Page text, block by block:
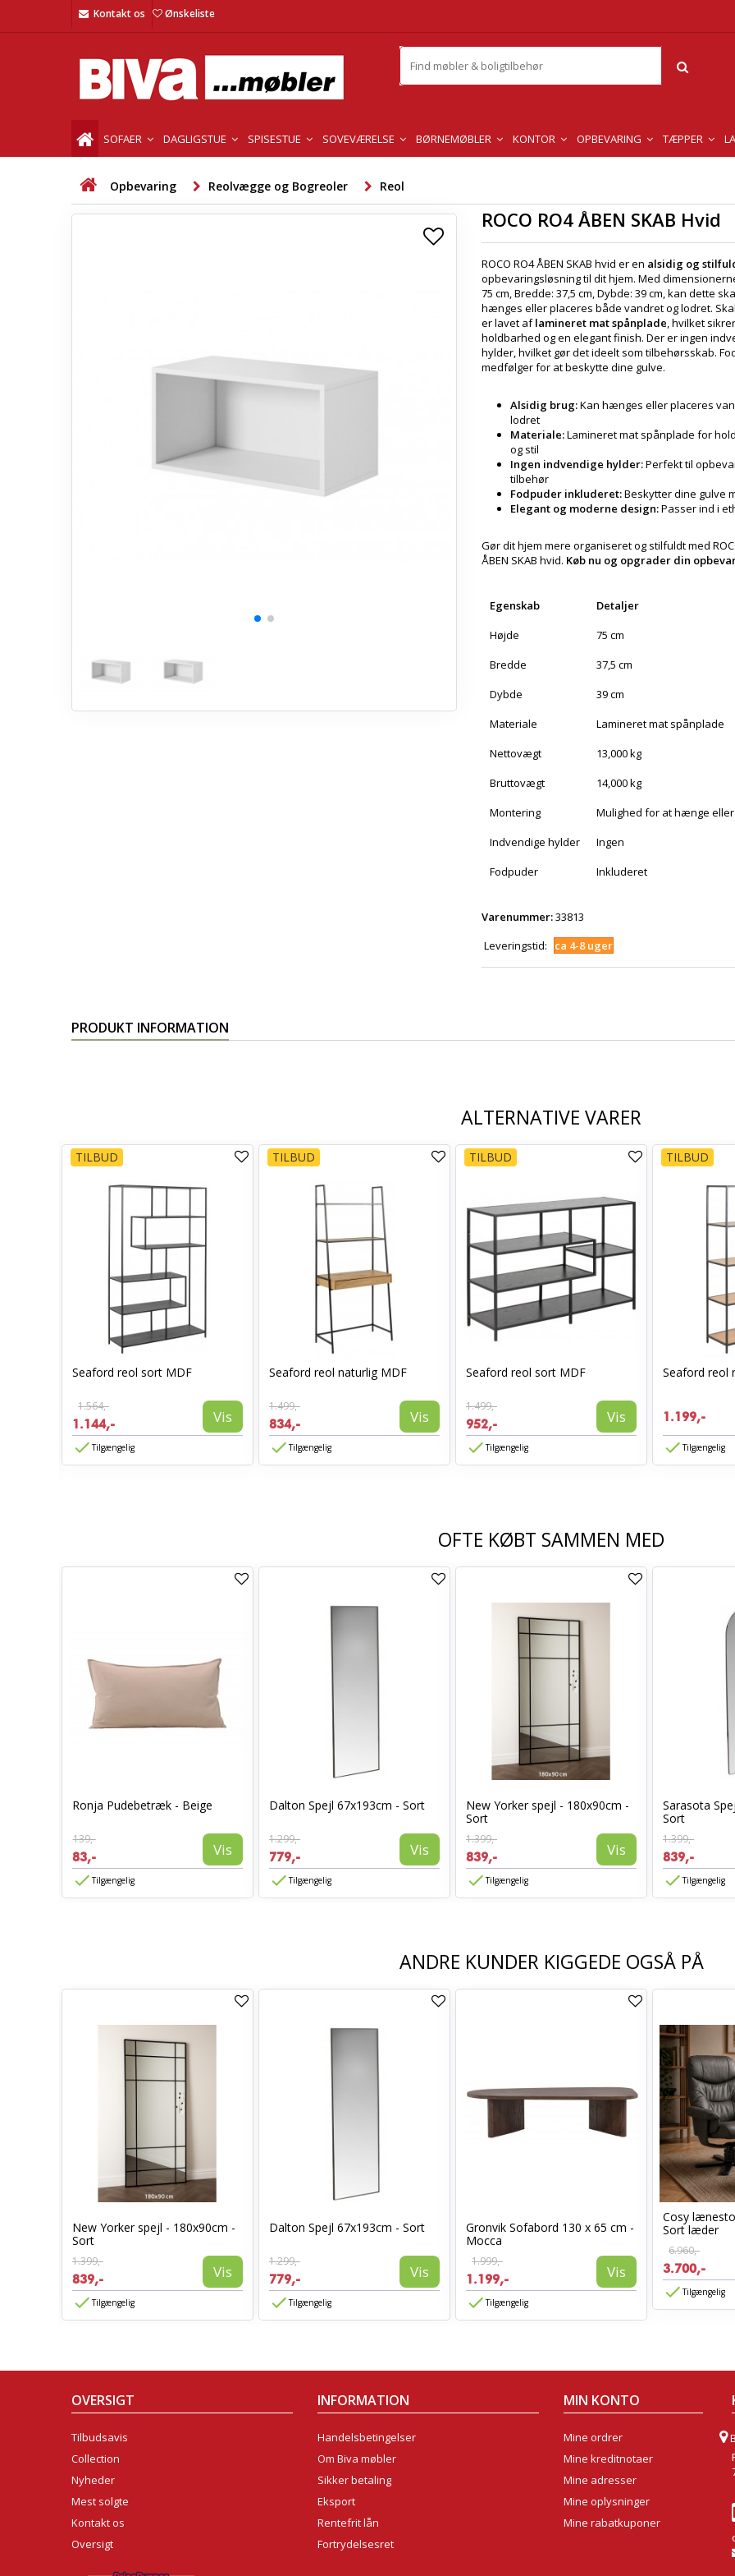
Kontakt os Ønskeliste
SOFAER DAGLIGSTUE SPISESTUE SOVEVÆRELSE BØRNEMØBLER KONTOR OPBEVARING TÆPPER
Opbevaring Reolvægge og Bogreoler Reol
ROCO RO4 ÅBEN SKAB Hvid
ROCO RO4 ÅBEN SKAB hvid er en alsidig og
opbevaringsløsning til dit hjem. Med
75 cm, Bredde: 37,5 cm, Dybde: 39 cm, kan dette
hænges eller placeres både vandret og lodret.
er lavet aflamineret mat spånplade, hvilket sikrer
holdbarhed og en elegant finish. Der er ingen
hylder, hvilket gør det ideelt som tilbehørsskab.
medfølger for at beskytte dine gulve.
Alsidig brug:Kan hænges eller placeres
lodret
Materiale:Lamineret mat spånplade for
og stil
Ingen indvendige hylder:Perfekt til
tilbehør
Fodpuder inkluderet:Beskytter dine gulve
Elegant og moderne design:Passer ind i
Gør dit hjem mere organiseret og stilfuldt med
ÅBEN SKAB hvid. Køb nu og opgrader din
Egenskab
Detaljer
Højde
75 cm
Bredde
37,5 cm
Dybde
39 cm
Materiale
Lamineret mat spånplade
Nettovægt
13,000 kg
Bruttovægt
14,000 kg
Montering
Mulighed for at hænge
Indvendige hylder
Ingen
Fodpuder
Inkluderet
Varenummer:33813
Leveringstid:
ca 4-8 uger
PRODUKT INFORMATION
ALTERNATIVE VARER
TILBUD
Seaford reol sort MDF
1.564,-
1.144,- Vis
Tilgængelig
TILBUD
Seaford reol naturlig MDF
1.499,-
834,- Vis
Tilgængelig
TILBUD
Seaford reol sort MDF
1.499,-
952,- Vis
Tilgængelig
TILBUD
Seaford reol
1.199,-
Tilgængelig
OFTE KØBT SAMMEN MED
Ronja Pudebetræk - Beige
139,-
83,- Vis
Tilgængelig
Dalton Spejl 67x193cm - Sort
1.299,-
779,- Vis
Tilgængelig
New Yorker spejl - 180x90cm -
Sort
1.399,-
839,- Vis
Tilgængelig
Sarasota
Sort
1.399,-
839,-
Tilgængelig
ANDRE KUNDER KIGGEDE OGSÅ PÅ
New Yorker spejl - 180x90cm -
Sort
1.399,-
839,- Vis
Tilgængelig
Dalton Spejl 67x193cm - Sort
1.299,-
779,- Vis
Tilgængelig
Gronvik Sofabord 130 x 65 cm -
Mocca
1.999,-
1.199,- Vis
Tilgængelig
Cosy
Sort læder
6.960,-
3.700,-
Tilgængelig
OVERSIGT
Tilbudsavis
Collection
Nyheder
Mest solgte
Kontakt os
Oversigt
INFORMATION
Handelsbetingelser
Om Biva møbler
Sikker betaling
Eksport
Rentefrit lån
Fortrydelsesret
MIN KONTO
Mine ordrer
Mine kreditnotaer
Mine adresser
Mine oplysninger
Mine rabatkuponer